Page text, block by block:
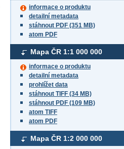
informace o produktu
detailní metadata
stáhnout PDF (351 MB)
atom PDF
Mapa ČR 1:1 000 000
informace o produktu
detailní metadata
prohlížet data
stáhnout TIFF (34 MB)
stáhnout PDF (109 MB)
atom TIFF
atom PDF
Mapa ČR 1:2 000 000